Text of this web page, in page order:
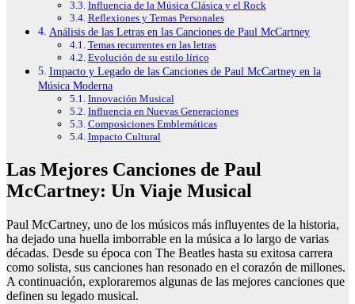
Influencia de la Música Clásica y el Rock
Reflexiones y Temas Personales
Análisis de las Letras en las Canciones de Paul McCartney
Temas recurrentes en las letras
Evolución de su estilo lírico
Impacto y Legado de las Canciones de Paul McCartney en la
Música Moderna
Innovación Musical
Influencia en Nuevas Generaciones
Composiciones Emblemáticas
Impacto Cultural
Las Mejores Canciones de Paul
McCartney: Un Viaje Musical
Paul McCartney, uno de los músicos más influyentes de la historia,
ha dejado una huella imborrable en la música a lo largo de varias
décadas. Desde su época con The Beatles hasta su exitosa carrera
como solista, sus canciones han resonado en el corazón de millones.
A continuación, exploraremos algunas de las mejores canciones que
definen su legado musical.